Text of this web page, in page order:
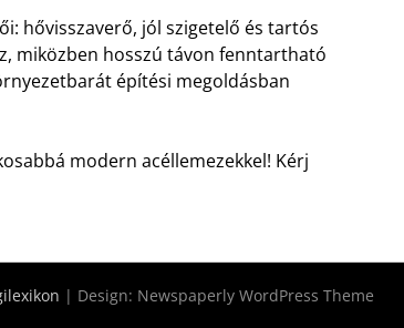
hővisszaverő, jól szigetelő és tartós
miközben hosszú távon fenntartható
építési megoldásban
modern acéllemezekkel! Kérj
| Design: Newspaperly WordPress Theme